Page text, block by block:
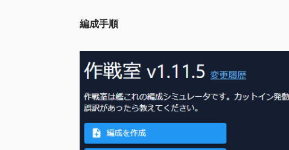
編成手順